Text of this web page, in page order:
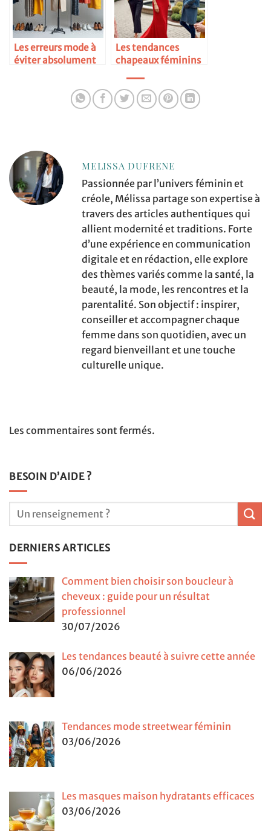
Les erreurs mode à
éviter absolument
Les tendances
chapeaux féminins
MELISSA DUFRENE
Passionnée par l’univers féminin et
créole, Mélissa partage son expertise à
travers des articles authentiques qui
allient modernité et traditions. Forte
d’une expérience en communication
digitale et en rédaction, elle explore
des thèmes variés comme la santé, la
beauté, la mode, les rencontres et la
parentalité. Son objectif : inspirer,
conseiller et accompagner chaque
femme dans son quotidien, avec un
regard bienveillant et une touche
culturelle unique.
Les commentaires sont fermés.
BESOIN D’AIDE ?
DERNIERS ARTICLES
Comment bien choisir son boucleur à
cheveux : guide pour un résultat
professionnel
30/07/2026
Les tendances beauté à suivre cette année
06/06/2026
Tendances mode streetwear féminin
03/06/2026
Les masques maison hydratants efficaces
03/06/2026